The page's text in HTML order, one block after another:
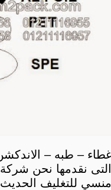
التى نقدمها نحن
منسي للتغليف